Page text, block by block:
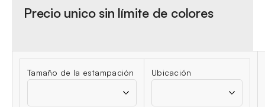
Precio unico sin límite de colores
Tamaño de la estampación Ubicación